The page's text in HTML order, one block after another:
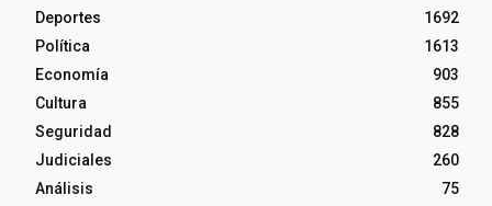
Deportes
1692
Política
1613
Economía
903
Cultura
855
Seguridad
828
Judiciales
260
Análisis
75